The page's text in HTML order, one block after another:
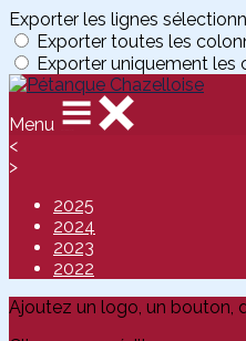
Exporter les lignes
Exporter toutes les
Exporter uniquement les
Menu
<
>
2025
2024
2023
2022
Ajoutez un logo, un bouton,